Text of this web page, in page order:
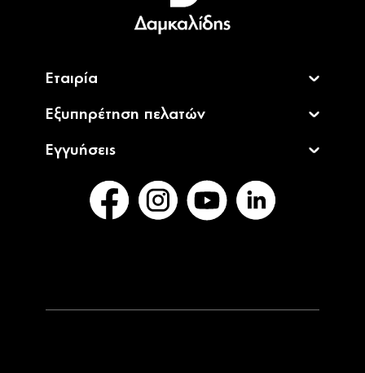
English
Εταιρία
Εξυπηρέτηση πελατών
Εγγυήσεις